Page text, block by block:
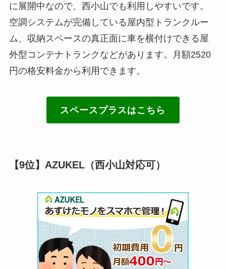
に展開中なので、西小山でも利用しやすいです。
空調システムが完備している屋内型トランクルー
ム、収納スペースの真正面に車を横付けできる屋
外型コンテナトランクなどがあります。月額2520
円の格安料金から利用できます。
スペースプラスはこちら
【9位】AZUKEL（西小山対応可）